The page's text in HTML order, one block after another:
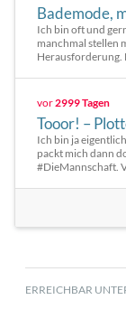
Bademode,
Ich bin oft und
manchmal stellen
Herausforderung.
vor2999 Tagen
Tooor! –
Ich bin ja
packt mich dann
#DieMannschaft.
ERREICHBAR